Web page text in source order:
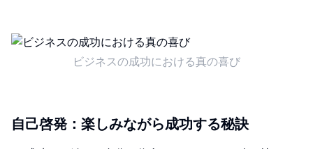
ビジネスの成功における真の喜び
自己啓発：楽しみながら成功する秘訣